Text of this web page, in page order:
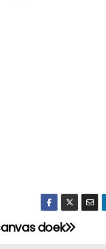
doek